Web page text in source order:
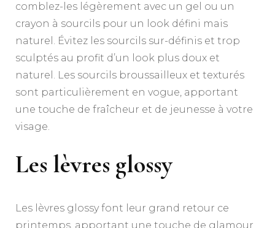
comblez-les légèrement avec un gel ou un
crayon à sourcils pour un look défini mais
naturel. Évitez les sourcils sur-définis et trop
sculptés au profit d’un look plus doux et
naturel. Les sourcils broussailleux et texturés
sont particulièrement en vogue, apportant
une touche de fraîcheur et de jeunesse à votre
visage.
Les lèvres glossy
Les lèvres glossy font leur grand retour ce
printemps, apportant une touche de glamour